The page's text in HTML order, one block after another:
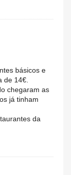
básicos e
de 14€.
chegaram as
já tinham
da